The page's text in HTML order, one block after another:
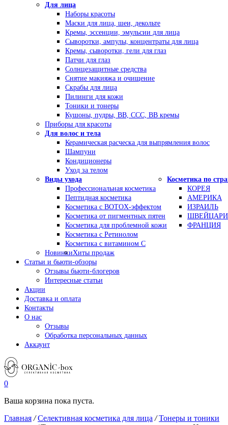
Для лица
Наборы красоты
Маски для лица, шеи, декольте
Кремы, эссенции, эмульсии для лица
Сыворотки, ампулы, концентраты для лица
Кремы, сыворотки, гели для глаз
Патчи для глаз
Солнцезащитные средства
Снятие макияжа и очищение
Скрабы для лица
Пилинги для кожи
Тоники и тонеры
Кушоны, пудры, ВВ, ССС, ВВ кремы
Приборы для красоты
Для волос и тела
Керамическая расческа для выпрямления волос
Шампуни
Кондиционеры
Уход за телом
Виды ухода
Профессиональная косметика
Пептидная косметика
Косметика с BOTOX-эффектом
Косметика от пигментных пятен
Косметика для проблемной кожи
Косметика с Ретинолом
Косметика с витамином С
Косметика по
КОРЕЯ
АМЕРИКА
ИЗРАИЛЬ
ФРАНЦИЯ
НовинкиХиты продаж
Статьи и бьюти-обзоры
Отзывы бьюти-блогеров
Интересные статьи
Акции
Доставка и оплата
Контакты
О нас
Отзывы
Обработка персональных данных
Аккаунт
0
Ваша корзина пока пуста.
Главная /Селективная косметика для лица /Тонеры и тоники